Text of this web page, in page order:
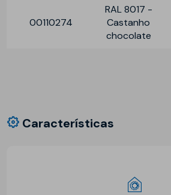
00110274
RAL 8017 -
Castanho
chocolate
Características